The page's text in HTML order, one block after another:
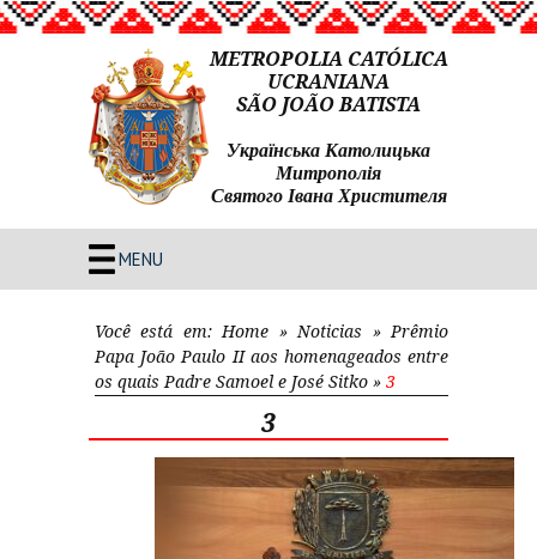
METROPOLIA CATÓLICA
UCRANIANA
SÃO JOÃO BATISTA
Українська Католицька
Митрополія
Святого Івана Христителя
MENU
Você está em: Home » Noticias » Prêmio
Papa João Paulo II aos homenageados entre
os quais Padre Samoel e José Sitko » 3
3